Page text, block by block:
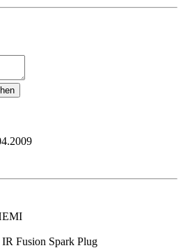
Fusion Spark Plug